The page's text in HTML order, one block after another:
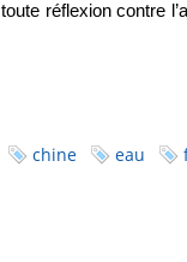
réflexion contre
chine eau